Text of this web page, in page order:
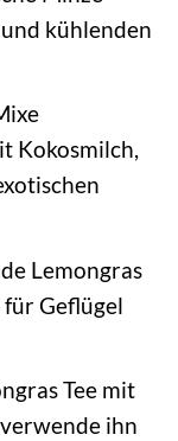
kühlenden
Kokosmilch,
Lemongras
für Geflügel
Tee mit
ihn